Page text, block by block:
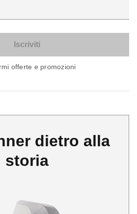
offerte e promozioni
dietro alla
storia